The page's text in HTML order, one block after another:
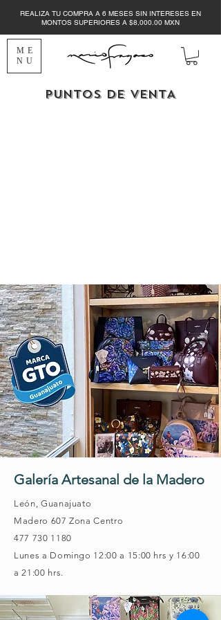
ME
NU
REALIZA TU COMPRA A 6 MESES SIN INTERESES EN
MONTOS SUPERIORES A $8,000.00 MXN
PUNTOS DE VENTA
Galería Artesanal de la Madero
León, Guanajuato
Madero 607 Zona Centro
477 730 1180
Lunes a Domingo 12:00 a 15:00 hrs y 16:00
a 21:00 hrs.